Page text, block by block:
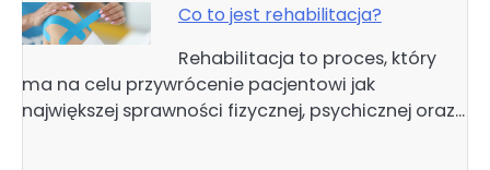
Co to jest rehabilitacja?
Rehabilitacja to proces, który
ma na celu przywrócenie pacjentowi jak
największej sprawności fizycznej, psychicznej oraz…